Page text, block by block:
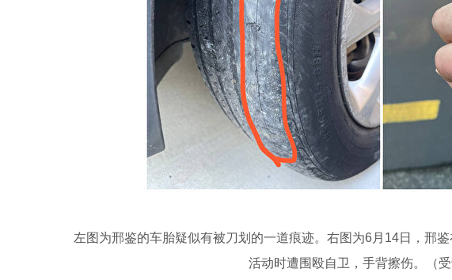
左图为邢鉴的车胎疑似有被刀划的一道痕迹。右图为6月14日，邢
活动时遭围殴自卫，手背擦伤。（受